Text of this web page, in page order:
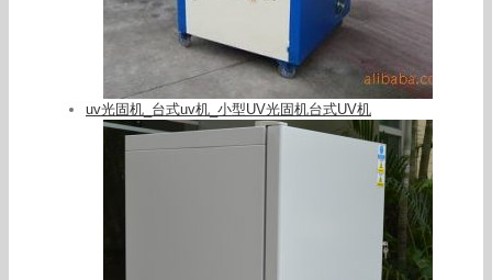
uv光固机_台式uv机_小型UV光固机台式UV机